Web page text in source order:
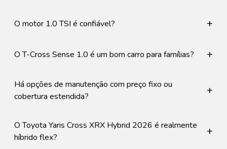
O motor 1.0 TSI é confiável? +
O T-Cross Sense 1.0 é um bom carro para famílias? +
Há opções de manutenção com preço fixo ou
cobertura estendida?
+
O Toyota Yaris Cross XRX Hybrid 2026 é realmente
híbrido flex?
+